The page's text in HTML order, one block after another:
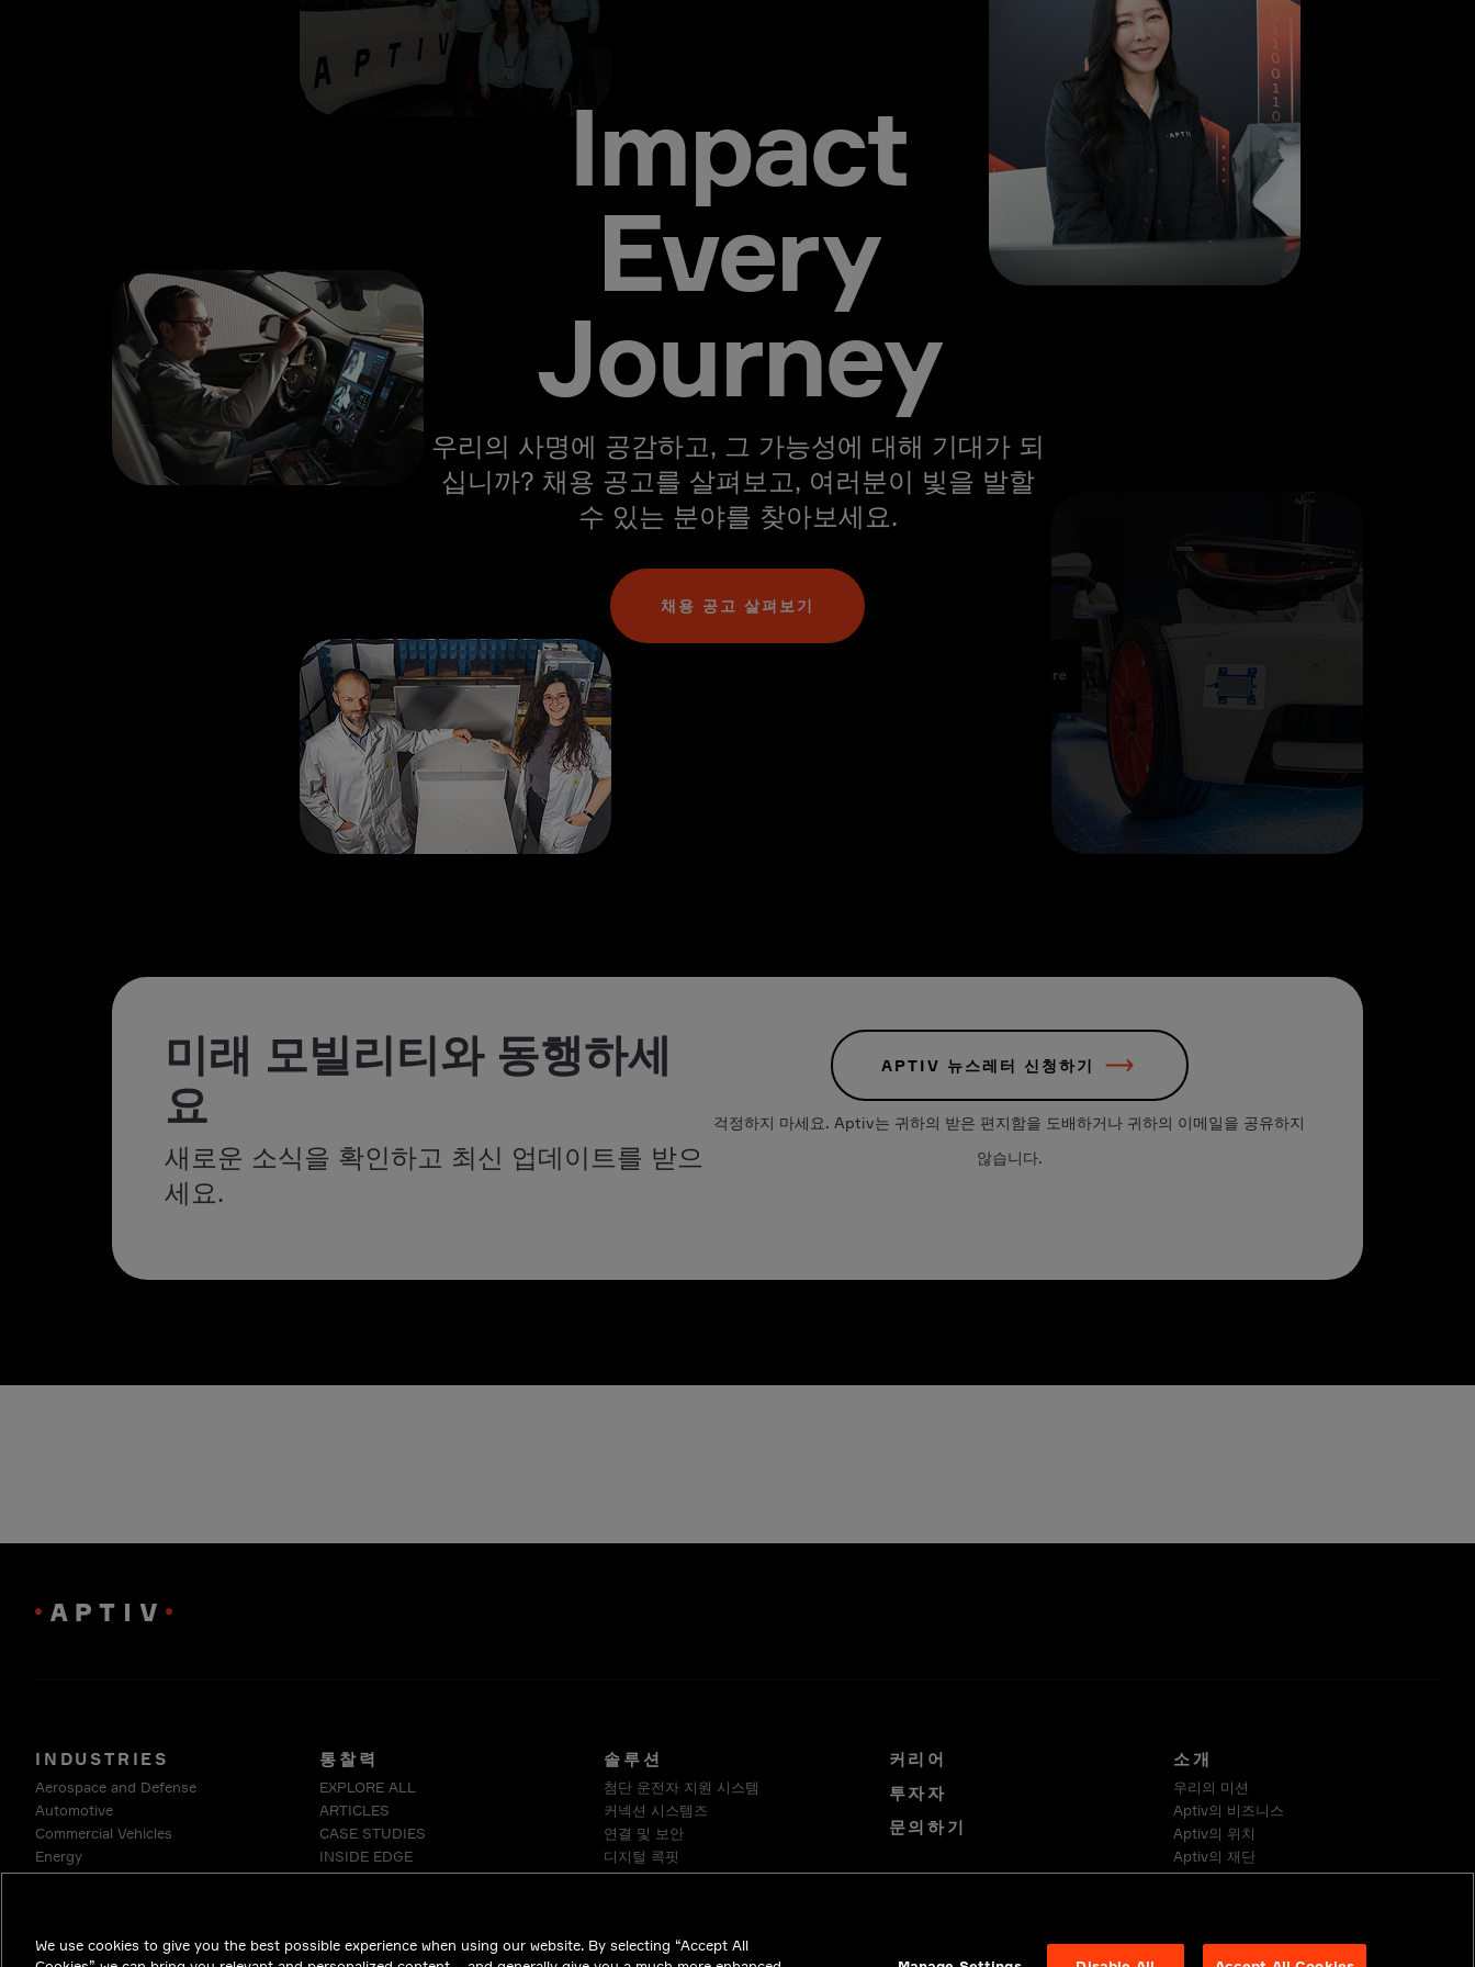
Impact
Every
Journey
우리의 사명에 공감하고, 그 가능성에 대해 기대가 되
십니까? 채용 공고를 살펴보고, 여러분이 빛을 발할
수 있는 분야를 찾아보세요.
채용 공고 살펴보기
미래 모빌리티와 동행하세
요
새로운 소식을 확인하고 최신 업데이트를 받으
세요.
APTIV 뉴스레터 신청하기
걱정하지 마세요. Aptiv는 귀하의 받은 편지함을 도배하거나 귀하의 이메일을 공유하지
않습니다.
INDUSTRIES
Aerospace and Defense
Automotive
Commercial Vehicles
Energy
Enterprise
Telecommunications
통찰력
EXPLORE ALL
ARTICLES
CASE STUDIES
INSIDE EDGE
WHITE PAPERS
솔루션
첨단 운전자 지원 시스템
커넥션 시스템즈
연결 및 보안
디지털 콕핏
스마트 차량 아키텍처
Intercable Automotive Solutions
커리어
투자자
문의하기
소개
우리의 미션
Aptiv의 비즈니스
Aptiv의 위치
Aptiv의 재단
지속 가능성
We use cookies to give you the best possible experience when using our website. By selecting “Accept All